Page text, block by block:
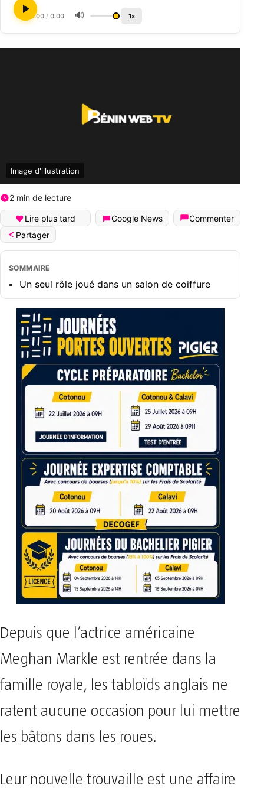
0:00 / 0:00 🔊 1x
Image d'illustration
2 min de lecture
Lire plus tard Google News
Commenter
Partager
SOMMAIRE
Un seul rôle joué dans un salon de coiffure
Depuis que l’actrice américaine
Meghan Markle est rentrée dans la
famille royale, les tabloïds anglais ne
ratent aucune occasion pour lui mettre
les bâtons dans les roues.
Leur nouvelle trouvaille est une affaire